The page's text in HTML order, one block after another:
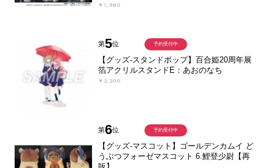
￥1,980
第5位
【グッズ-スタンドポップ】百合姫20周年展
箔アクリルスタンドE：あおのなち
￥2,200
予約受付中
第6位
【グッズ-マスコット】ゴールデンカムイ ど
うぶつフォーゼマスコット 6.鯉登少尉【再
予約受付中